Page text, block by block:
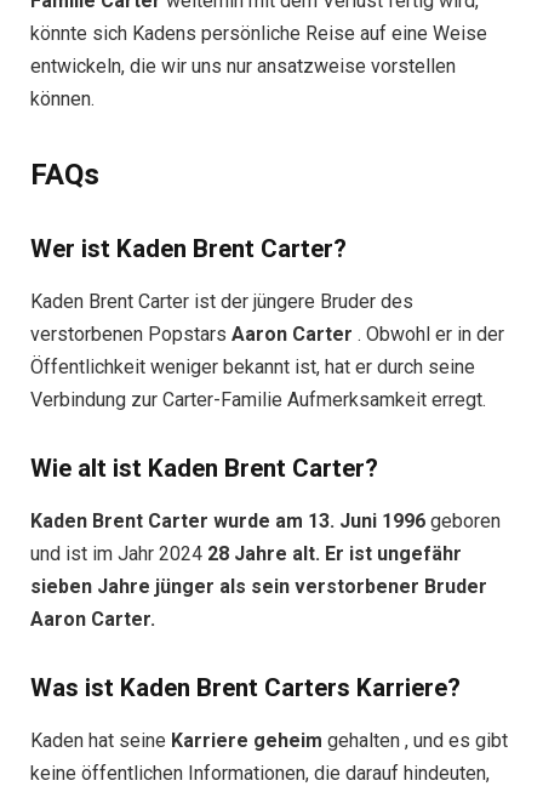
könnte sich Kadens persönliche Reise auf eine Weise
entwickeln, die wir uns nur ansatzweise vorstellen
können.
FAQs
Wer ist Kaden Brent Carter?
Kaden Brent Carter ist der jüngere Bruder des
verstorbenen Popstars Aaron Carter . Obwohl er in der
Öffentlichkeit weniger bekannt ist, hat er durch seine
Verbindung zur Carter-Familie Aufmerksamkeit erregt.
Wie alt ist Kaden Brent Carter?
Kaden Brent Carter wurde am 13. Juni 1996 geboren
und ist im Jahr 2024 28 Jahre alt. Er ist ungefähr
sieben Jahre jünger als sein verstorbener Bruder
Aaron Carter.
Was ist Kaden Brent Carters Karriere?
Kaden hat seine Karriere geheim gehalten , und es gibt
keine öffentlichen Informationen, die darauf hindeuten,